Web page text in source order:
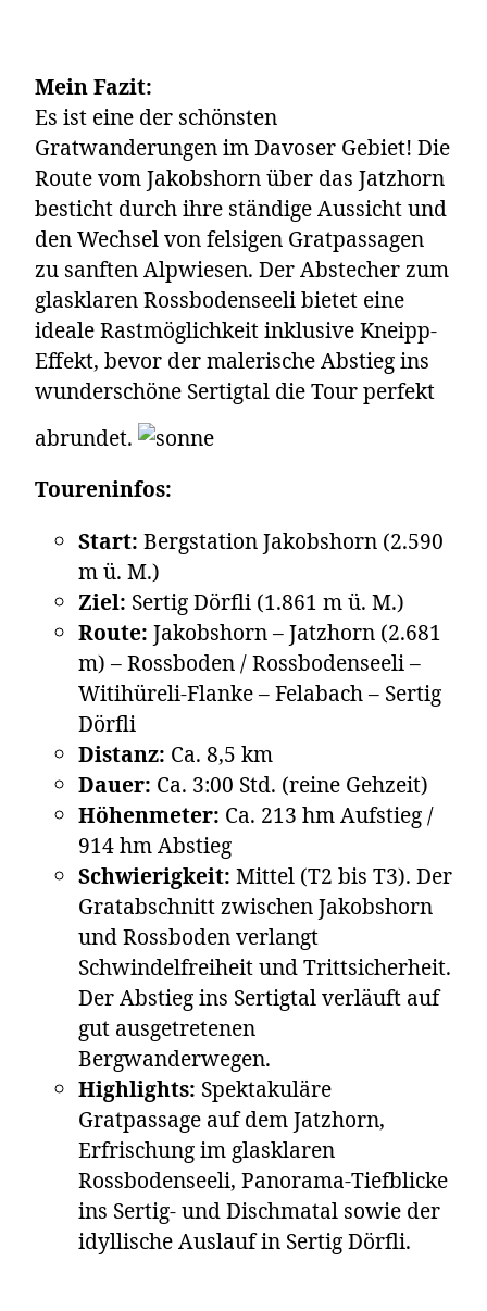
Mein Fazit:
Es ist eine der schönsten
Gratwanderungen im Davoser Gebiet! Die
Route vom Jakobshorn über das Jatzhorn
besticht durch ihre ständige Aussicht und
den Wechsel von felsigen Gratpassagen
zu sanften Alpwiesen. Der Abstecher zum
glasklaren Rossbodenseeli bietet eine
ideale Rastmöglichkeit inklusive Kneipp-
Effekt, bevor der malerische Abstieg ins
wunderschöne Sertigtal die Tour perfekt
abrundet.
Toureninfos:
Start: Bergstation Jakobshorn (2.590
m ü. M.)
Ziel: Sertig Dörfli (1.861 m ü. M.)
Route: Jakobshorn – Jatzhorn (2.681
m) – Rossboden / Rossbodenseeli –
Witihüreli-Flanke – Felabach – Sertig
Dörfli
Distanz: Ca. 8,5 km
Dauer: Ca. 3:00 Std. (reine Gehzeit)
Höhenmeter: Ca. 213 hm Aufstieg /
914 hm Abstieg
Schwierigkeit: Mittel (T2 bis T3). Der
Gratabschnitt zwischen Jakobshorn
und Rossboden verlangt
Schwindelfreiheit und Trittsicherheit.
Der Abstieg ins Sertigtal verläuft auf
gut ausgetretenen
Bergwanderwegen.
Highlights: Spektakuläre
Gratpassage auf dem Jatzhorn,
Erfrischung im glasklaren
Rossbodenseeli, Panorama-Tiefblicke
ins Sertig- und Dischmatal sowie der
idyllische Auslauf in Sertig Dörfli.